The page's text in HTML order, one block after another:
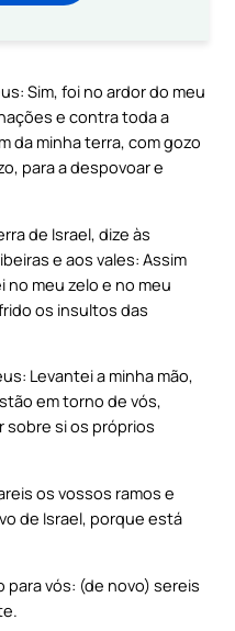
Sim, foi no ardor do meu
e contra toda a
da minha terra, com gozo
para a despovoar e
de Israel, dize às
e aos vales: Assim
no meu zelo e no meu
os insultos das
Levantei a minha mão,
em torno de vós,
sobre si os próprios
os vossos ramos e
de Israel, porque está
para vós: (de novo) sereis